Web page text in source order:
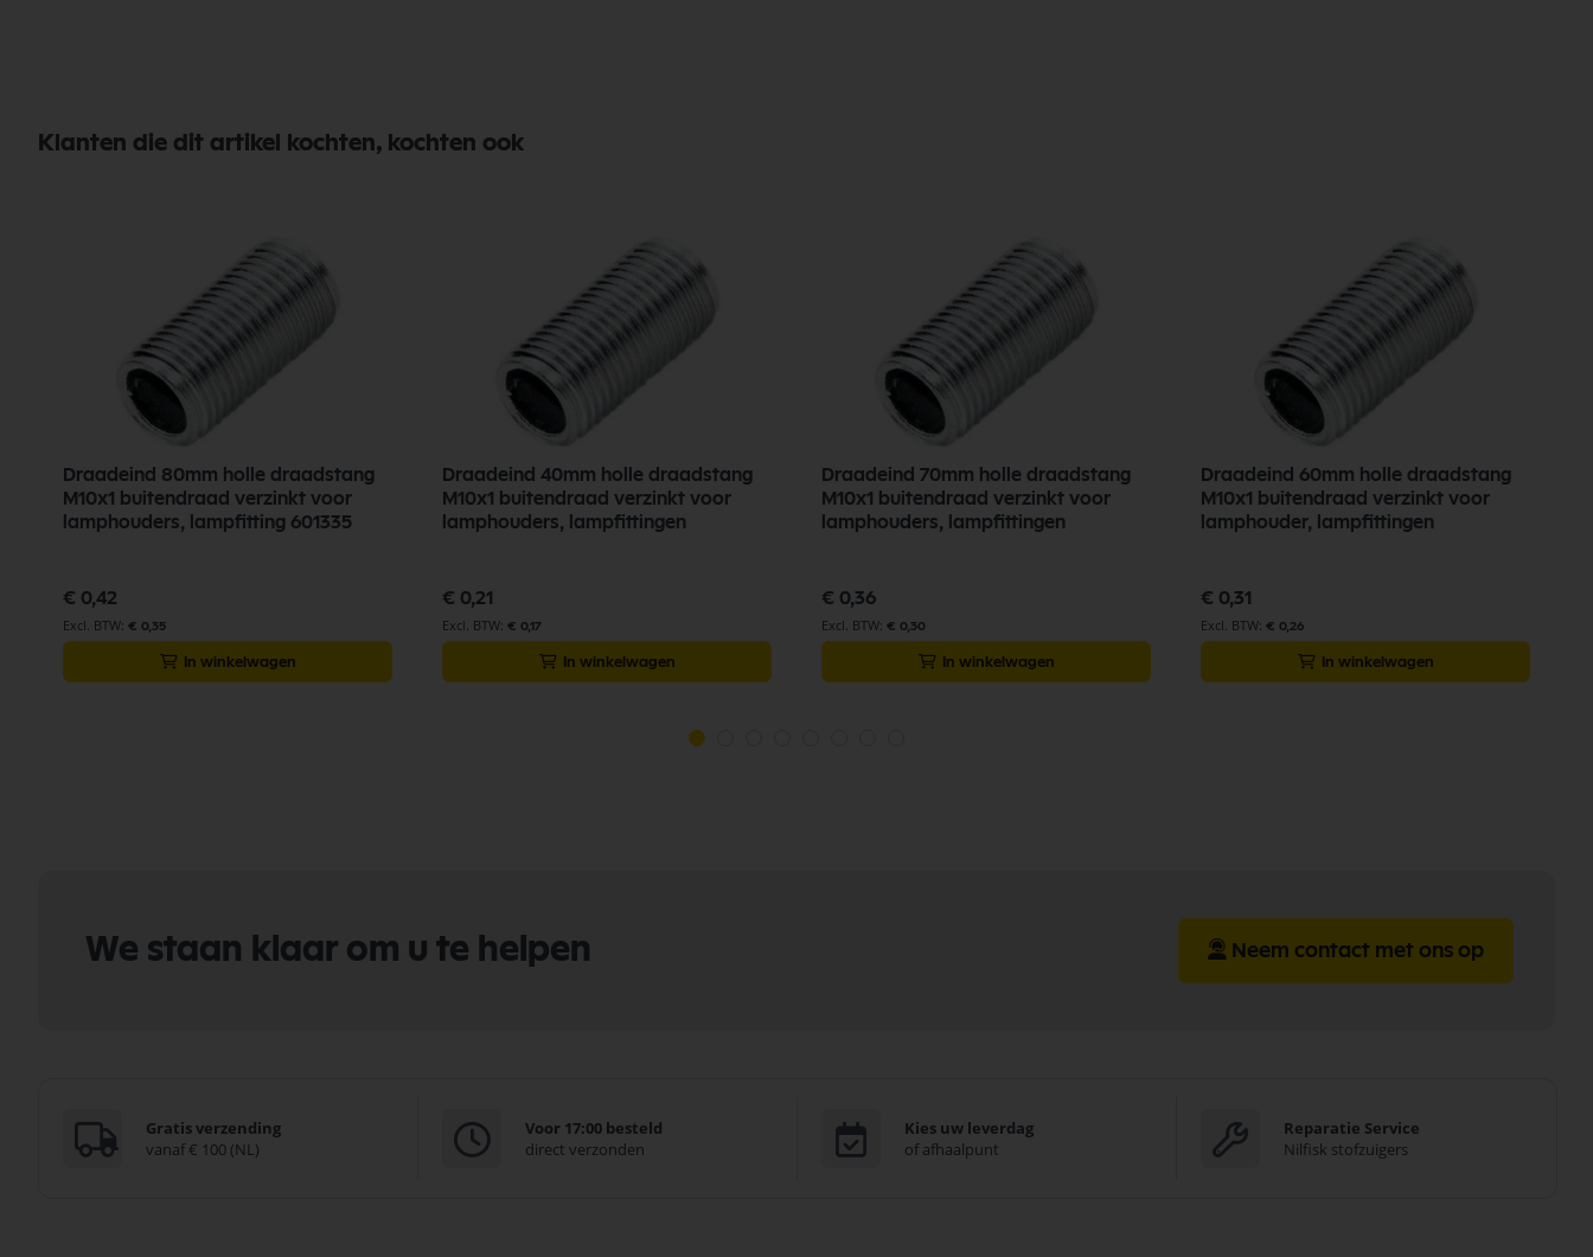
Klanten die dit artikel kochten, kochten ook
Draadeind 80mm holle draadstang
M10x1 buitendraad verzinkt voor
lamphouders, lampfitting 601335
€ 0,42
€ 0,35
In winkelwagen
Draadeind 40mm holle draadstang
M10x1 buitendraad verzinkt voor
lamphouders, lampfittingen
€ 0,21
€ 0,17
In winkelwagen
Draadeind 70mm holle draadstang
M10x1 buitendraad verzinkt voor
lamphouders, lampfittingen
€ 0,36
€ 0,30
In winkelwagen
Draadeind 60mm holle draadstang
M10x1 buitendraad verzinkt voor
lamphouder, lampfittingen
€ 0,31
€ 0,26
In winkelwagen
We staan klaar om u te helpen Neem contact met ons op
Gratis verzending
vanaf € 100 (NL)
Voor 17:00 besteld
direct verzonden
Kies uw leverdag
of afhaalpunt
Reparatie Service
Nilfisk stofzuigers